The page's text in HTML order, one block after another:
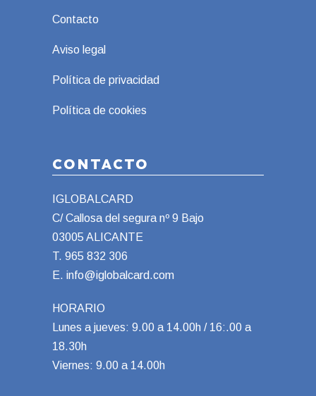
Contacto
Aviso legal
Política de privacidad
Política de cookies
CONTACTO
IGLOBALCARD
C/ Callosa del segura nº 9 Bajo
03005 ALICANTE
T. 965 832 306
E. info@iglobalcard.com
HORARIO
Lunes a jueves: 9.00 a 14.00h / 16:.00 a
18.30h
Viernes: 9.00 a 14.00h